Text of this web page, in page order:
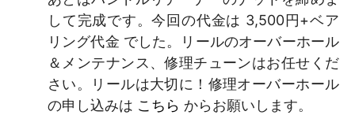
して完成です。今回の代金は 3,500円+ベア
リング代金 でした。リールのオーバーホール
＆メンテナンス、修理チューンはお任せくだ
さい。リールは大切に！修理オーバーホール
の申し込みは こちら からお願いします。